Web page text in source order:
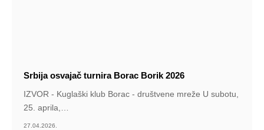
Srbija osvajač turnira Borac Borik 2026
IZVOR - Kuglaški klub Borac - društvene mreže U subotu,
25. aprila,…
27.04.2026.